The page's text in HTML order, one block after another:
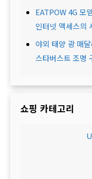
EATPOW 4G 모
인터넷 액세스의
야외 태양 광 매
스타버스트 조명
쇼핑 카테고리